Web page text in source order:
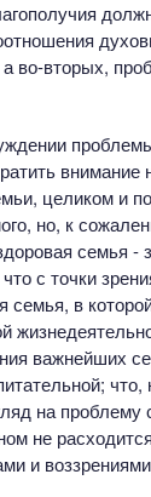
во-вторых,
внимание
целиком и
но, к
семья -
с точки
семья, в
важнейших
что,
на проблему
не
и